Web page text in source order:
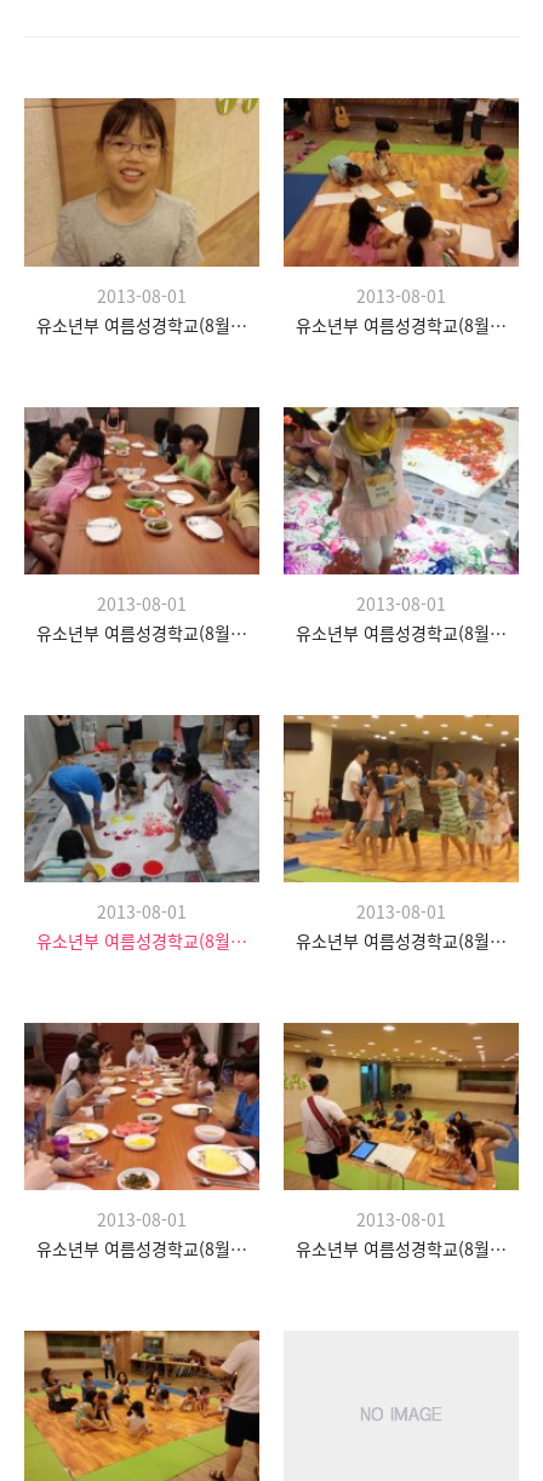
2013-08-01
유소년부 여름성경학교(8월 20일)
2013-08-01
유소년부 여름성경학교(8월 20일)
2013-08-01
유소년부 여름성경학교(8월 20일)
2013-08-01
유소년부 여름성경학교(8월 20일)
2013-08-01
유소년부 여름성경학교(8월 20일)
2013-08-01
유소년부 여름성경학교(8월 20일)
2013-08-01
유소년부 여름성경학교(8월 20일)
2013-08-01
유소년부 여름성경학교(8월 20일)